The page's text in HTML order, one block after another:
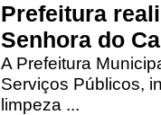
Prefeitura
Senhora do
A Prefeitura
Serviços Públicos,
limpeza ...